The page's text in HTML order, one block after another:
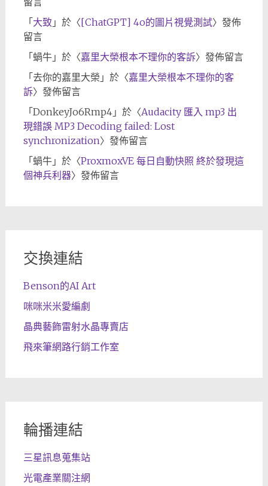
「大致 」於〈[ChatGPT] 4o的圖片視覺測試〉發佈
留言
「蝸牛」於〈嘉里大榮根本不理你的客訴〉發佈留言
「去你的嘉里大榮 」於〈嘉里大榮根本不理你的客
訴〉發佈留言
「DonkeyJo6Rmp4」於〈Audacity 匯入 mp3 出
現錯誤 MP3 Decoding failed: Lost
synchronization〉發佈留言
「蝸牛」於〈ProxmoxVE 每日自動快照 終於發現這
個神兵利器〉發佈留言
交換連結
Benson的AI Art
咪咪米米愛編劇
晶典藝飾雷射水晶專賣店
飛來筆網路行銷工作室
輪播連結
三星訊息蒐集站
光電產業關注網